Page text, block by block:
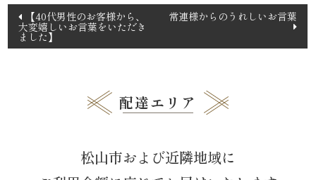
グ
投
稿
ナ
【40代男性のお客様から、
大変嬉しいお言葉をいただき
ました】
常連様からのうれしいお言葉
配達エリア
松山市および近隣地域に